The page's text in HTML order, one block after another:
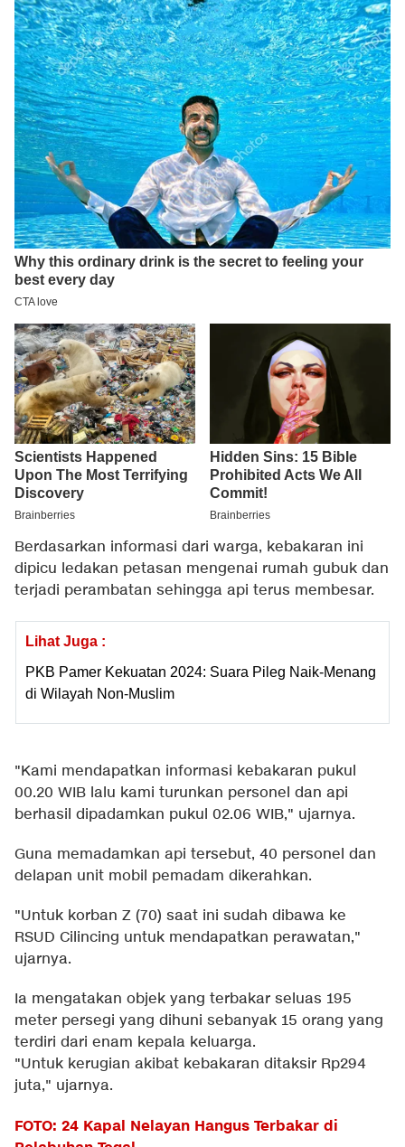
Berdasarkan informasi dari warga, kebakaran ini
dipicu ledakan petasan mengenai rumah gubuk dan
terjadi perambatan sehingga api terus membesar.
Lihat Juga :
PKB Pamer Kekuatan 2024: Suara Pileg Naik-Menang
di Wilayah Non-Muslim
"Kami mendapatkan informasi kebakaran pukul
00.20 WIB lalu kami turunkan personel dan api
berhasil dipadamkan pukul 02.06 WIB," ujarnya.
Guna memadamkan api tersebut, 40 personel dan
delapan unit mobil pemadam dikerahkan.
"Untuk korban Z (70) saat ini sudah dibawa ke
RSUD Cilincing untuk mendapatkan perawatan,"
ujarnya.
Ia mengatakan objek yang terbakar seluas 195
meter persegi yang dihuni sebanyak 15 orang yang
terdiri dari enam kepala keluarga.
"Untuk kerugian akibat kebakaran ditaksir Rp294
juta," ujarnya.
FOTO: 24 Kapal Nelayan Hangus Terbakar di